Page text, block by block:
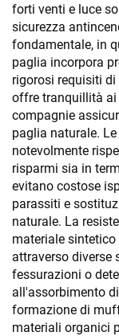
forti venti e luce
sicurezza
fondamentale, in
paglia incorpora
rigorosi requisiti
offre tranquillità ai
compagnie
paglia naturale.
notevolmente
risparmi sia in
evitano costose
parassiti e
naturale. La
materiale
attraverso diverse
fessurazioni o
all'assorbimento
formazione di
materiali organici